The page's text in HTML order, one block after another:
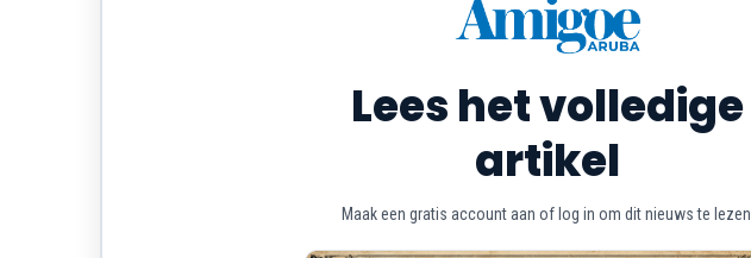
Lees het volledige
artikel
Maak een gratis account aan of log in om dit nieuws te lezen.